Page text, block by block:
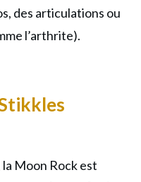
des articulations ou
l’arthrite).
Moon Rock est